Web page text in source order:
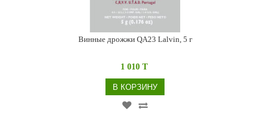
Винные дрожжи QA23 Lalvin, 5 г
1 010 T
В КОРЗИНУ